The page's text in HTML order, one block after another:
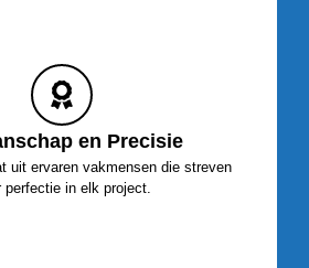
en Precisie
uit ervaren vakmensen die streven
perfectie in elk project.